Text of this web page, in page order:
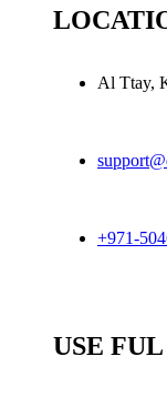
Al Ttay,
+971-
USE